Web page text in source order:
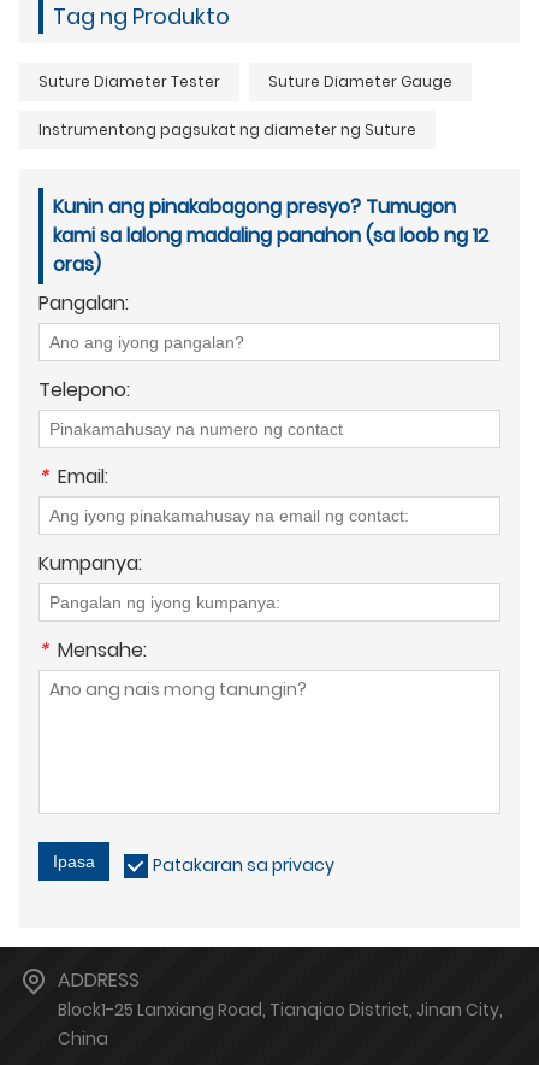
Tag ng Produkto
Suture Diameter Tester Suture Diameter Gauge
Instrumentong pagsukat ng diameter ng Suture
Kunin ang pinakabagong presyo? Tumugon
kami sa lalong madaling panahon (sa loob ng 12
oras)
Pangalan:
Telepono:
* Email:
Kumpanya:
* Mensahe:
Ipasa Patakaran sa privacy
ADDRESS
Block1-25 Lanxiang Road, Tianqiao District, Jinan City,
China